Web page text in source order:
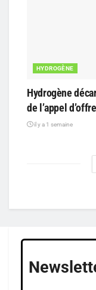
HYDROGÈNE
Hydrogène
de l’appel
il y a 1 semaine